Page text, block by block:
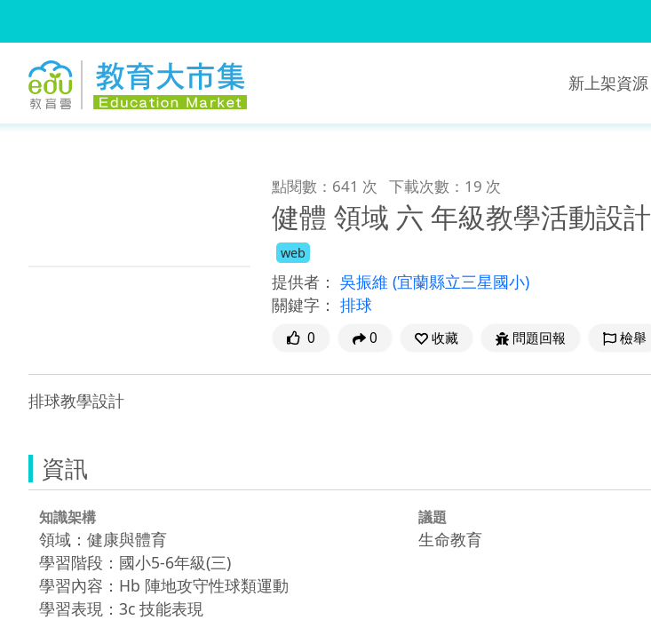
新上架資源
點閱數：641 次 下載次數：19 次
健體 領域 六 年級教學活動設計
web
提供者： 吳振維 (宜蘭縣立三星國小)
關鍵字： 排球
0 0 收藏 問題回報 檢舉
排球教學設計
資訊
知識架構
領域：健康與體育
學習階段：國小5-6年級(三)
學習內容：Hb 陣地攻守性球類運動
學習表現：3c 技能表現
議題
生命教育